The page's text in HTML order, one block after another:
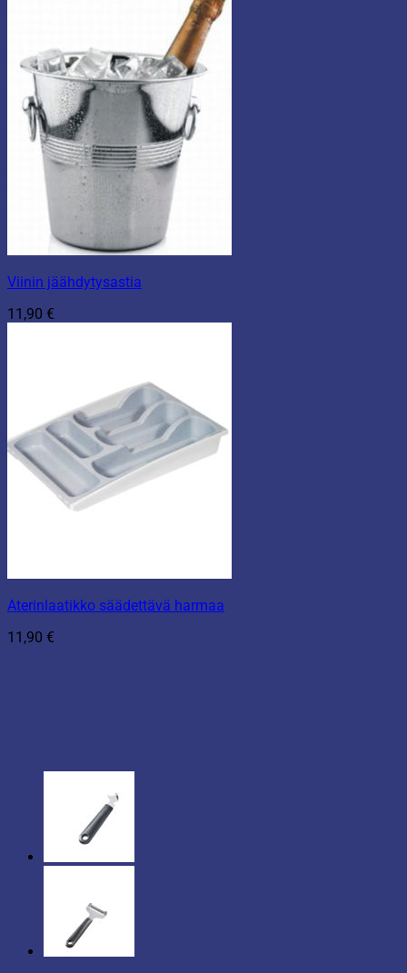
Viinin jäähdytysastia
11,90 €
Aterinlaatikko säädettävä harmaa
11,90 €